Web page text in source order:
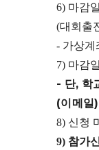
6) 마감
(대회출
- 가상계
7) 마감
- 단, 학
(이메일)
8) 신청
9) 참가